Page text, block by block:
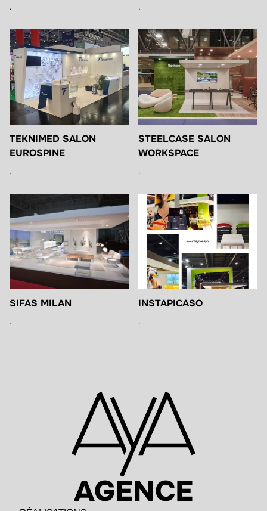
. .
TEKNIMED SALON
EUROSPINE
.
STEELCASE SALON
WORKSPACE
.
SIFAS MILAN
.
INSTAPICASO
.
AGENCE